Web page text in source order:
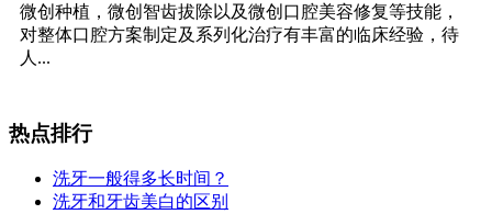
微创种植，微创智齿拔除以及微创口腔美容修复等技能，
对整体口腔方案制定及系列化治疗有丰富的临床经验，待
人...
热点排行
洗牙一般得多长时间？
洗牙和牙齿美白的区别